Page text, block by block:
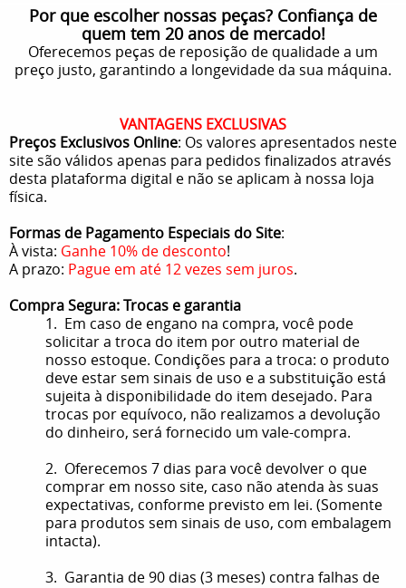
Por que escolher nossas peças? Confiança de
quem tem 20 anos de mercado!
Oferecemos peças de reposição de qualidade a um
preço justo, garantindo a longevidade da sua máquina.
VANTAGENS EXCLUSIVAS
Preços Exclusivos Online: Os valores apresentados neste
site são válidos apenas para pedidos finalizados através
desta plataforma digital e não se aplicam à nossa loja
física.
Formas de Pagamento Especiais do Site:
À vista: Ganhe 10% de desconto!
A prazo: Pague em até 12 vezes sem juros.
Compra Segura: Trocas e garantia
1. Em caso de engano na compra, você pode
solicitar a troca do item por outro material de
nosso estoque. Condições para a troca: o produto
deve estar sem sinais de uso e a substituição está
sujeita à disponibilidade do item desejado. Para
trocas por equívoco, não realizamos a devolução
do dinheiro, será fornecido um vale-compra.
2. Oferecemos 7 dias para você devolver o que
comprar em nosso site, caso não atenda às suas
expectativas, conforme previsto em lei. (Somente
para produtos sem sinais de uso, com embalagem
intacta).
3. Garantia de 90 dias (3 meses) contra falhas de